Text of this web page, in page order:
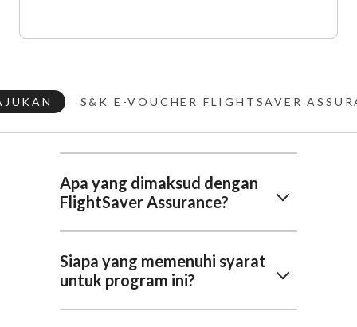
S&K E-VOUCHER FLIGHTSAVER
Apa yang dimaksud dengan
FlightSaver Assurance?
Siapa yang memenuhi syarat
untuk program ini?